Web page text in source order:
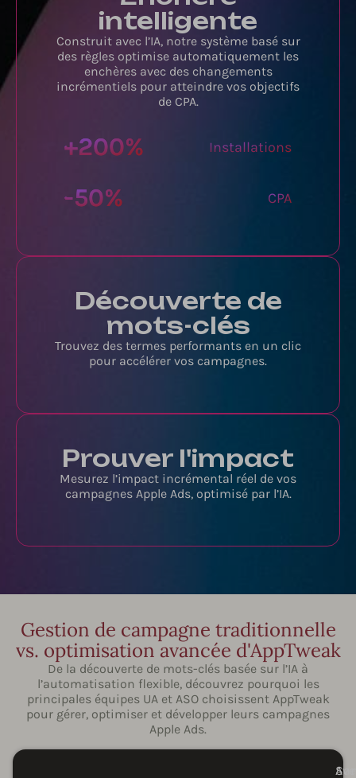
intelligente
Construit avec l’IA, notre système basé sur
des règles optimise automatiquement les
enchères avec des changements
incrémentiels pour atteindre vos objectifs
de CPA.
+200% Installations
-50% CPA
Découverte de
mots-clés
Trouvez des termes performants en un clic
pour accélérer vos campagnes.
Prouver l'impact
Mesurez l’impact incrémental réel de vos
campagnes Apple Ads, optimisé par l’IA.
Gestion de campagne traditionnelle
vs. optimisation avancée d'AppTweak
De la découverte de mots-clés basée sur l’IA à
l’automatisation flexible, découvrez pourquoi les
principales équipes UA et ASO choisissent AppTweak
pour gérer, optimiser et développer leurs campagnes
Apple Ads.